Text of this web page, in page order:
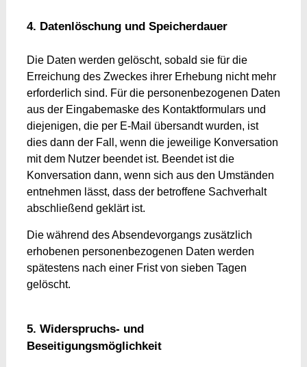
4. Datenlöschung und Speicherdauer
Die Daten werden gelöscht, sobald sie für die
Erreichung des Zweckes ihrer Erhebung nicht mehr
erforderlich sind. Für die personenbezogenen Daten
aus der Eingabemaske des Kontaktformulars und
diejenigen, die per E-Mail übersandt wurden, ist
dies dann der Fall, wenn die jeweilige Konversation
mit dem Nutzer beendet ist. Beendet ist die
Konversation dann, wenn sich aus den Umständen
entnehmen lässt, dass der betroffene Sachverhalt
abschließend geklärt ist.
Die während des Absendevorgangs zusätzlich
erhobenen personenbezogenen Daten werden
spätestens nach einer Frist von sieben Tagen
gelöscht.
5. Widerspruchs- und
Beseitigungsmöglichkeit